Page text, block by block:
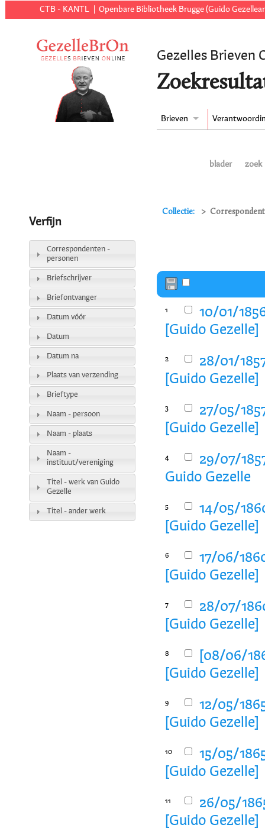
CTB - KANTL Openbare Bibliotheek Brugge (Guido
Gezelles Brieven
Brieven
blader zoek
Collectie:
1
10/01/
[Guido Gezelle]
2
28/01/
[Guido Gezelle]
3
27/05/
[Guido Gezelle]
4
29/07/
Guido Gezelle
5
14/05/
[Guido Gezelle]
6
17/06/
[Guido Gezelle]
7
28/07/
[Guido Gezelle]
8
[08/06/
[Guido Gezelle]
9
12/05/
[Guido Gezelle]
10
15/05/
[Guido Gezelle]
11
26/05/
[Guido Gezelle]
Verfijn
Correspondenten -
personen
Briefschrijver
Briefontvanger
Datum vóór
Datum
Datum na
Plaats van verzending
Brieftype
Naam - persoon
Naam - plaats
Naam -
instituut/vereniging
Titel - werk van Guido
Gezelle
Titel - ander werk